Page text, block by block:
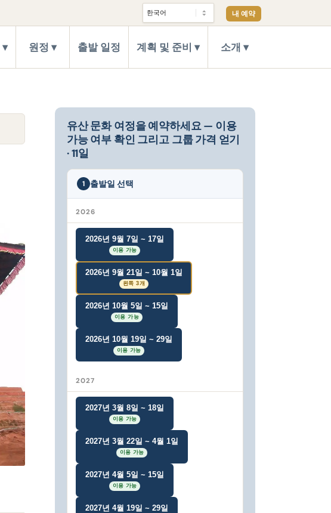
내 예약
원정 출발 일정 계획 및 준비 소개
유산 문화 여정을 예약하세요 — 이용
가능 여부 확인 그리고 그룹 가격 얻기
· 11일
1 출발일 선택
2026
2026년 9월 7일 ~ 17일
이용 가능
2026년 9월 21일 ~ 10월 1일
왼쪽 3개
2026년 10월 5일 ~ 15일
이용 가능
2026년 10월 19일 ~ 29일
이용 가능
2027
2027년 3월 8일 ~ 18일
이용 가능
2027년 3월 22일 ~ 4월 1일
이용 가능
2027년 4월 5일 ~ 15일
이용 가능
2027년 4월 19일 ~ 29일